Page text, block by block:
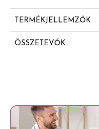
TERMÉKJELLEMZŐK
Antibakteriális higiénia
ÖSSZETEVŐK
Glycerin
Coco-glucoside